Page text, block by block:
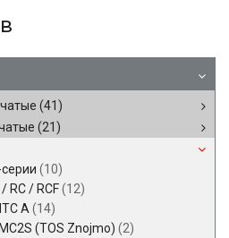
(41)
(21)
(10)
RC / RCF(12)
A (14)
(TOS Znojmo) (2)